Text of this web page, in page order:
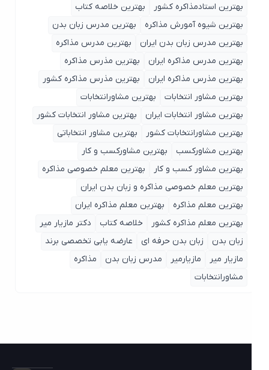
بهترین استادمذاکره کشور
بهترین خلاصه کتاب
بهترین شیوه آمورش مذاکره
بهترین مدرس زبان بدن
بهترین مدرس زبان بدن ایران
بهترین مدرس مذاکره
بهترین مدرس مذاکره ایران
بهترین مذرس مذاکره
بهترین مذرس مذاکره ایران
بهترین مذرس مذاکره کشور
بهترین مشاور انتخابات
بهترین مشاورانتخابات
بهترین مشاور انتخابات ایران
بهترین مشاور انتخابات کشور
بهترین مشاورانتخابات کشور
بهترین مشاور انتخاباتی
بهترین مشاورکسب
بهترین مشاورکسب و کار
بهترین مشاور کسب و کار
بهترین معلم خصوصی مذاکره
بهترین معلم خصوصی مذاکره و زبان بدن ایران
بهترین معلم مذاکره
بهترین معلم مذاکره ایران
بهترین معلم مذاکره کشور
خلاصه کتاب
دکتر مازیار میر
زبان بدن
زبان بدن حرفه ای
عارضه یابی تخصصی برند
مازیار میر
مازیارمیر مدرس زبان بدن
مذاکره
مشاورانتخابات